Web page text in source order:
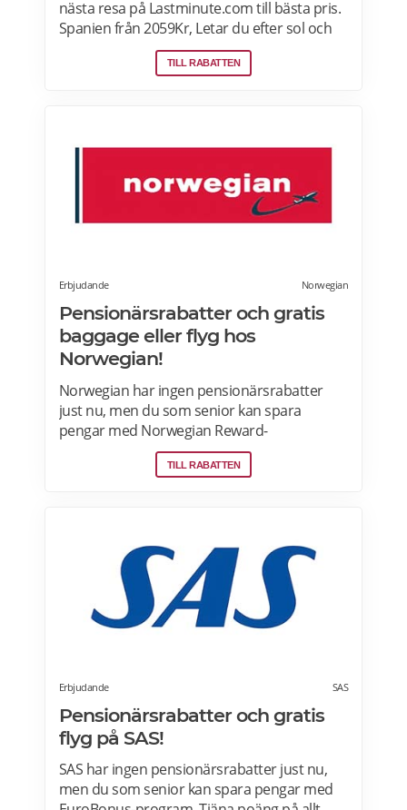
nästa resa på Lastminute.com till bästa pris.
Spanien från 2059Kr, Letar du efter sol och
hav? Boka flyg + hotell på Lastminute.com
och koppla av i sanden. Läs mer om aktuella
TILL RABATTEN
Erbjudande Norwegian
Pensionärsrabatter och gratis
baggage eller flyg hos
Norwegian!
Norwegian har ingen pensionärsrabatter
just nu, men du som senior kan spara
pengar med Norwegian Reward-
lojalitetsprogram. Tjäna Spenn och använd
dem för att få ännu billigare eller helt gratis
TILL RABATTEN
Erbjudande SAS
Pensionärsrabatter och gratis
flyg på SAS!
SAS har ingen pensionärsrabatter just nu,
men du som senior kan spara pengar med